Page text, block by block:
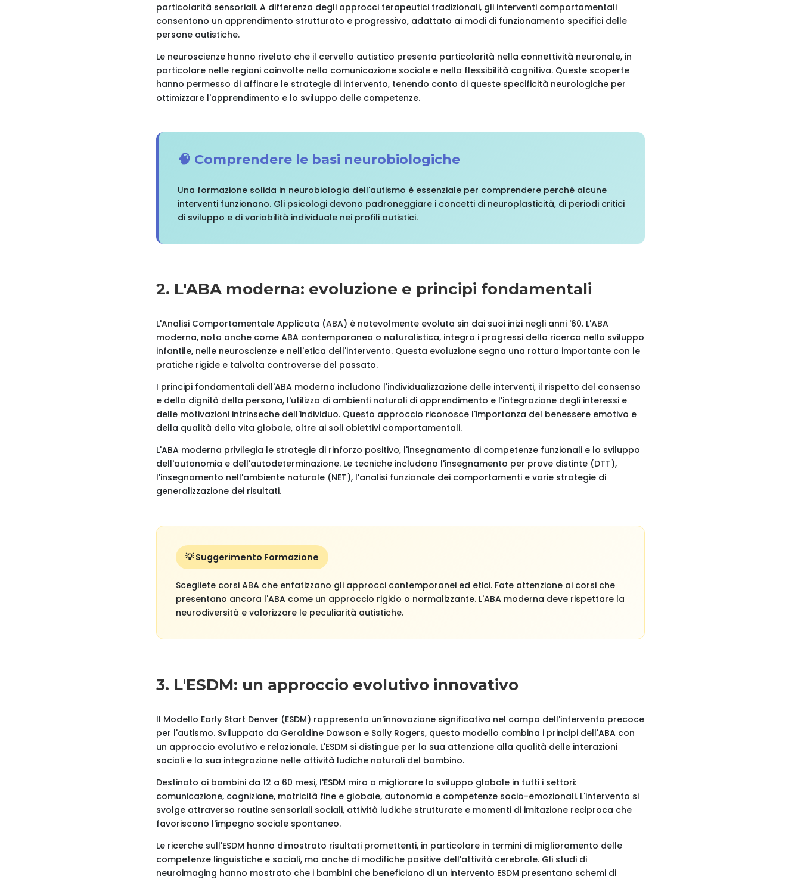
particolarità sensoriali. A differenza degli approcci terapeutici tradizionali, gli interventi comportamentali
consentono un apprendimento strutturato e progressivo, adattato ai modi di funzionamento specifici delle
persone autistiche.
Le neuroscienze hanno rivelato che il cervello autistico presenta particolarità nella connettività neuronale, in
particolare nelle regioni coinvolte nella comunicazione sociale e nella flessibilità cognitiva. Queste scoperte
hanno permesso di affinare le strategie di intervento, tenendo conto di queste specificità neurologiche per
ottimizzare l'apprendimento e lo sviluppo delle competenze.
🧠 Comprendere le basi neurobiologiche
Una formazione solida in neurobiologia dell'autismo è essenziale per comprendere perché alcune
interventi funzionano. Gli psicologi devono padroneggiare i concetti di neuroplasticità, di periodi critici
di sviluppo e di variabilità individuale nei profili autistici.
2. L'ABA moderna: evoluzione e principi fondamentali
L'Analisi Comportamentale Applicata (ABA) è notevolmente evoluta sin dai suoi inizi negli anni '60. L'ABA
moderna, nota anche come ABA contemporanea o naturalistica, integra i progressi della ricerca nello sviluppo
infantile, nelle neuroscienze e nell'etica dell'intervento. Questa evoluzione segna una rottura importante con le
pratiche rigide e talvolta controverse del passato.
I principi fondamentali dell'ABA moderna includono l'individualizzazione delle interventi, il rispetto del consenso
e della dignità della persona, l'utilizzo di ambienti naturali di apprendimento e l'integrazione degli interessi e
delle motivazioni intrinseche dell'individuo. Questo approccio riconosce l'importanza del benessere emotivo e
della qualità della vita globale, oltre ai soli obiettivi comportamentali.
L'ABA moderna privilegia le strategie di rinforzo positivo, l'insegnamento di competenze funzionali e lo sviluppo
dell'autonomia e dell'autodeterminazione. Le tecniche includono l'insegnamento per prove distinte (DTT),
l'insegnamento nell'ambiente naturale (NET), l'analisi funzionale dei comportamenti e varie strategie di
generalizzazione dei risultati.
💡 Suggerimento Formazione
Scegliete corsi ABA che enfatizzano gli approcci contemporanei ed etici. Fate attenzione ai corsi che
presentano ancora l'ABA come un approccio rigido o normalizzante. L'ABA moderna deve rispettare la
neurodiversità e valorizzare le peculiarità autistiche.
3. L'ESDM: un approccio evolutivo innovativo
Il Modello Early Start Denver (ESDM) rappresenta un'innovazione significativa nel campo dell'intervento precoce
per l'autismo. Sviluppato da Geraldine Dawson e Sally Rogers, questo modello combina i principi dell'ABA con
un approccio evolutivo e relazionale. L'ESDM si distingue per la sua attenzione alla qualità delle interazioni
sociali e la sua integrazione nelle attività ludiche naturali del bambino.
Destinato ai bambini da 12 a 60 mesi, l'ESDM mira a migliorare lo sviluppo globale in tutti i settori:
comunicazione, cognizione, motricità fine e globale, autonomia e competenze socio-emozionali. L'intervento si
svolge attraverso routine sensoriali sociali, attività ludiche strutturate e momenti di imitazione reciproca che
favoriscono l'impegno sociale spontaneo.
Le ricerche sull'ESDM hanno dimostrato risultati promettenti, in particolare in termini di miglioramento delle
competenze linguistiche e sociali, ma anche di modifiche positive dell'attività cerebrale. Gli studi di
neuroimaging hanno mostrato che i bambini che beneficiano di un intervento ESDM presentano schemi di